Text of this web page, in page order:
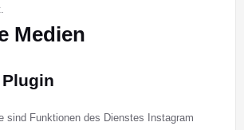
Medien
sind Funktionen des Dienstes Instagram